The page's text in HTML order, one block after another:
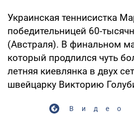
Украинская теннисистка
победительницей 60-
(Австраля). В финальном
который продлился чуть
летняя киевлянка в двух
швейцарку Викторию
Видео